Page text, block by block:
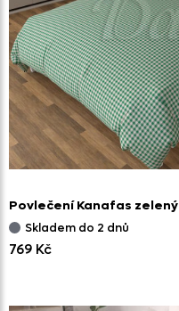
Povlečení Kanafas zelený
Skladem do 2 dnů
769 Kč